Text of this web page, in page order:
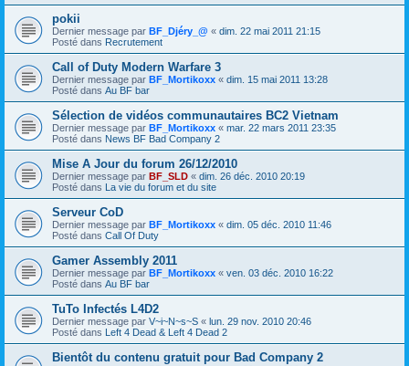
pokii
Dernier message par BF_Djéry_@ « dim. 22 mai 2011 21:15
Posté dans Recrutement
Call of Duty Modern Warfare 3
Dernier message par BF_Mortikoxx « dim. 15 mai 2011 13:28
Posté dans Au BF bar
Sélection de vidéos communautaires BC2 Vietnam
Dernier message par BF_Mortikoxx « mar. 22 mars 2011 23:35
Posté dans News BF Bad Company 2
Mise A Jour du forum 26/12/2010
Dernier message par BF_SLD « dim. 26 déc. 2010 20:19
Posté dans La vie du forum et du site
Serveur CoD
Dernier message par BF_Mortikoxx « dim. 05 déc. 2010 11:46
Posté dans Call Of Duty
Gamer Assembly 2011
Dernier message par BF_Mortikoxx « ven. 03 déc. 2010 16:22
Posté dans Au BF bar
TuTo Infectés L4D2
Dernier message par V~i~N~s~S « lun. 29 nov. 2010 20:46
Posté dans Left 4 Dead & Left 4 Dead 2
Bientôt du contenu gratuit pour Bad Company 2